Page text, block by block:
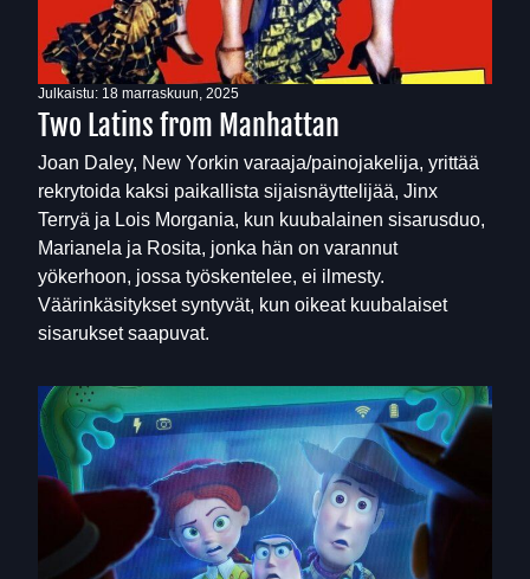
Julkaistu: 18 marraskuun, 2025
Two Latins from Manhattan
Joan Daley, New Yorkin varaaja/painojakelija, yrittää
rekrytoida kaksi paikallista sijaisnäyttelijää, Jinx
Terryä ja Lois Morgania, kun kuubalainen sisarusduo,
Marianela ja Rosita, jonka hän on varannut
yökerhoon, jossa työskentelee, ei ilmesty.
Väärinkäsitykset syntyvät, kun oikeat kuubalaiset
sisarukset saapuvat.